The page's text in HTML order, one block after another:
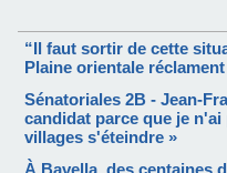
“Il faut sortir de cette
Plaine orientale
Sénatoriales 2B - Jean-
candidat parce que je
villages s'éteindre »
À Bavella, des centaines